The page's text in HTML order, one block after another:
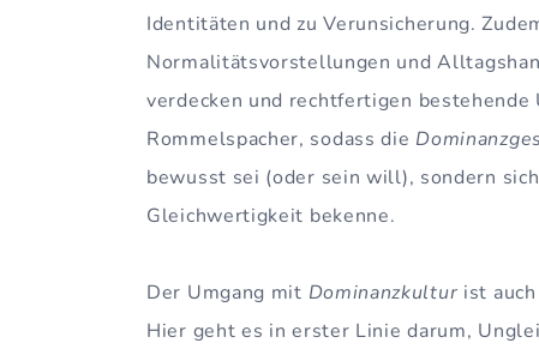
Identitäten und zu Verunsicherung.
Normalitätsvorstellungen und
verdecken und rechtfertigen
Rommelspacher, sodass die
bewusst sei (oder sein will), sondern
Gleichwertigkeit bekenne.
Der Umgang mit Dominanzkultur ist
Hier geht es in erster Linie darum,